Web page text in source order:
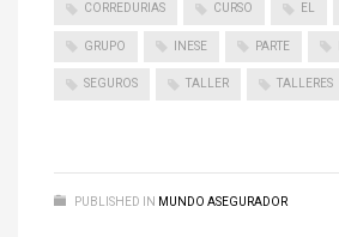
CORREDURIAS CURSO EL
GRUPO INESE PARTE
SEGUROS TALLER TALLERES
PUBLISHED IN MUNDO ASEGURADOR